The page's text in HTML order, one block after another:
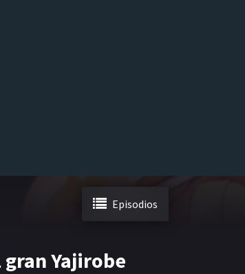
Episodios
gran Yajirobe